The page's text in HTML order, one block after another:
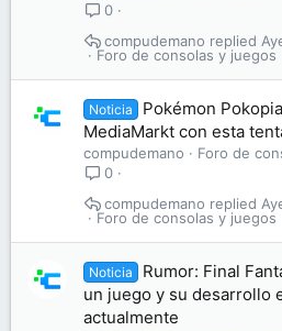
0
Foro de consolas y juegos
compudemano
Noticia
Pokémon
MediaMarkt con esta
compudemano
Foro de
0
Foro de consolas y juegos
compudemano
Noticia
Rumor: Final
un juego y su desarrollo
actualmente